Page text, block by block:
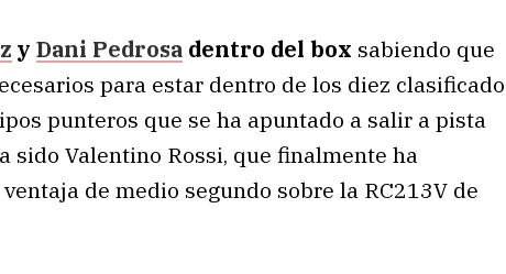
y Dani Pedrosa dentro del box sabiendo que
para estar dentro de los diez clasificado
punteros que se ha apuntado a salir a pista
sido Valentino Rossi, que finalmente ha
de medio segundo sobre la RC213V de